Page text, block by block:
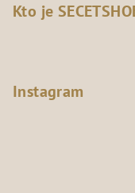
Kto je
Instagram